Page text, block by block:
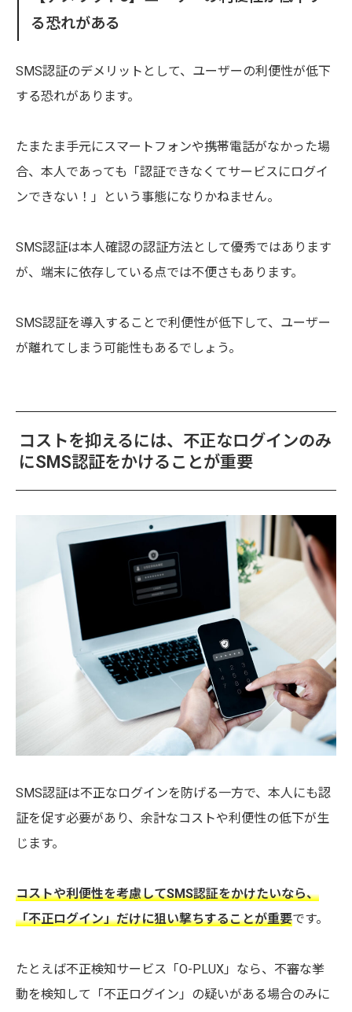
る恐れがある
SMS認証のデメリットとして、ユーザーの利便性が低下
する恐れがあります。
たまたま手元にスマートフォンや携帯電話がなかった場
合、本人であっても「認証できなくてサービスにログイ
ンできない！」という事態になりかねません。
SMS認証は本人確認の認証方法として優秀ではあります
が、端末に依存している点では不便さもあります。
SMS認証を導入することで利便性が低下して、ユーザー
が離れてしまう可能性もあるでしょう。
コストを抑えるには、不正なログインのみ
にSMS認証をかけることが重要
SMS認証は不正なログインを防げる一方で、本人にも認
証を促す必要があり、余計なコストや利便性の低下が生
じます。
コストや利便性を考慮してSMS認証をかけたいなら、
「不正ログイン」だけに狙い撃ちすることが重要です。
たとえば不正検知サービス「O-PLUX」なら、不審な挙
動を検知して「不正ログイン」の疑いがある場合のみに